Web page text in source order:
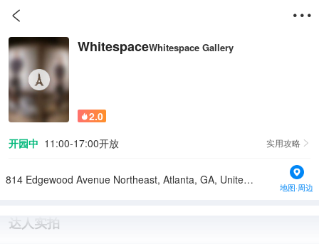
 
WhitespaceWhitespace Gallery
2.0
开园中 11:00-17:00开放 实用攻略 
814 Edgewood Avenue Northeast, Atlanta, GA, United States
地图·周边
达人实拍